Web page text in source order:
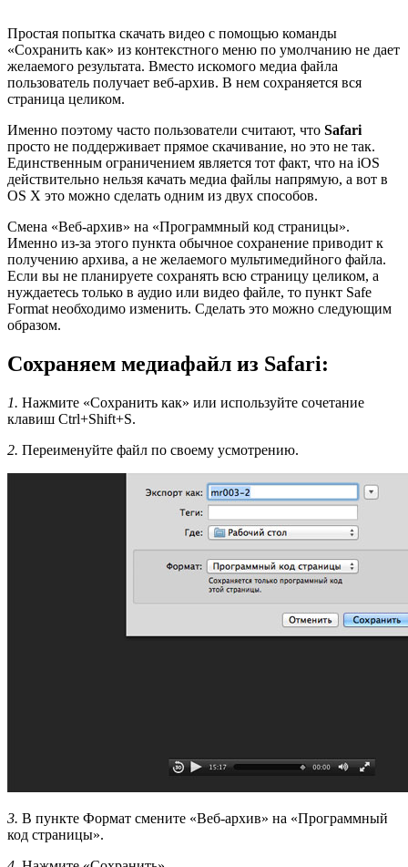
Простая попытка скачать видео с помощью команды
«Сохранить как» из контекстного меню по умолчанию не дает
желаемого результата. Вместо искомого медиа файла
пользователь получает веб-архив. В нем сохраняется вся
страница целиком.
Именно поэтому часто пользователи считают, что Safari
просто не поддерживает прямое скачивание, но это не так.
Единственным ограничением является тот факт, что на iOS
действительно нельзя качать медиа файлы напрямую, а вот в
OS X это можно сделать одним из двух способов.
Смена «Веб-архив» на «Программный код страницы».
Именно из-за этого пункта обычное сохранение приводит к
получению архива, а не желаемого мультимедийного файла.
Если вы не планируете сохранять всю страницу целиком, а
нуждаетесь только в аудио или видео файле, то пункт Safe
Format необходимо изменить. Сделать это можно следующим
образом.
Сохраняем медиафайл из Safari:
1. Нажмите «Сохранить как» или используйте сочетание
клавиш Ctrl+Shift+S.
2. Переименуйте файл по своему усмотрению.
3. В пункте Формат смените «Веб-архив» на «Программный
код страницы».